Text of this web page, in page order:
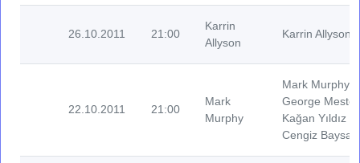
26.10.2011 21:00
Karrin
Allyson
Karrin Allyson
22.10.2011 21:00
Mark
Murphy
Mark Murphy
George
Kağan Yıldız
Cengiz Baysal